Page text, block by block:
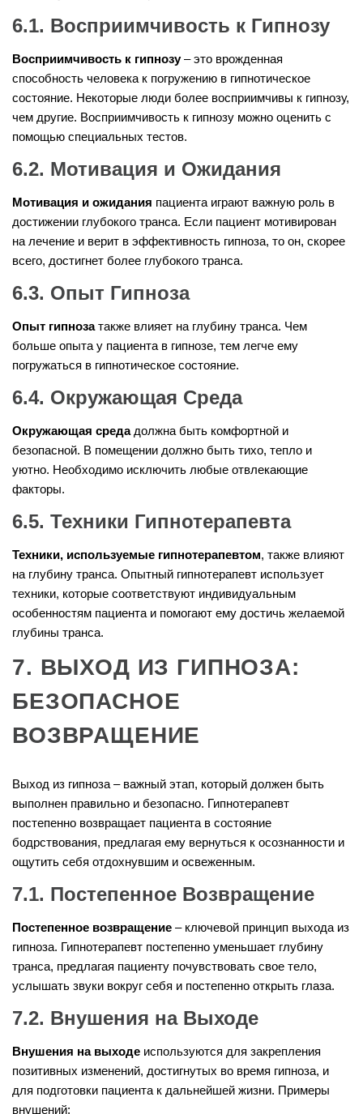
6.1. Восприимчивость к Гипнозу
Восприимчивость к гипнозу– это врожденная
способность человека к погружению в гипнотическое
состояние. Некоторые люди более восприимчивы к гипнозу,
чем другие. Восприимчивость к гипнозу можно оценить с
помощью специальных тестов.
6.2. Мотивация и Ожидания
Мотивация и ожидания пациента играют важную роль в
достижении глубокого транса. Если пациент мотивирован
на лечение и верит в эффективность гипноза, то он, скорее
всего, достигнет более глубокого транса.
6.3. Опыт Гипноза
Опыт гипнозатакже влияет на глубину транса. Чем
больше опыта у пациента в гипнозе, тем легче ему
погружаться в гипнотическое состояние.
6.4. Окружающая Среда
Окружающая средадолжна быть комфортной и
безопасной. В помещении должно быть тихо, тепло и
уютно. Необходимо исключить любые отвлекающие
факторы.
6.5. Техники Гипнотерапевта
Техники, используемые гипнотерапевтом, также влияют
на глубину транса. Опытный гипнотерапевт использует
техники, которые соответствуют индивидуальным
особенностям пациента и помогают ему достичь желаемой
глубины транса.
7. ВЫХОД ИЗ ГИПНОЗА:
БЕЗОПАСНОЕ
ВОЗВРАЩЕНИЕ
Выход из гипноза – важный этап, который должен быть
выполнен правильно и безопасно. Гипнотерапевт
постепенно возвращает пациента в состояние
бодрствования, предлагая ему вернуться к осознанности и
ощутить себя отдохнувшим и освеженным.
7.1. Постепенное Возвращение
Постепенное возвращение – ключевой принцип выхода из
гипноза. Гипнотерапевт постепенно уменьшает глубину
транса, предлагая пациенту почувствовать свое тело,
услышать звуки вокруг себя и постепенно открыть глаза.
7.2. Внушения на Выходе
Внушения на выходе используются для закрепления
позитивных изменений, достигнутых во время гипноза, и
для подготовки пациента к дальнейшей жизни. Примеры
внушений: